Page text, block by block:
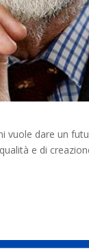
vuole dare un
e di